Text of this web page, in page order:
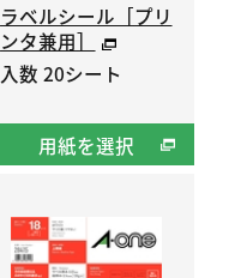
ラベルシール［プリ
ンタ兼用］
入数 20シート
用紙を選択